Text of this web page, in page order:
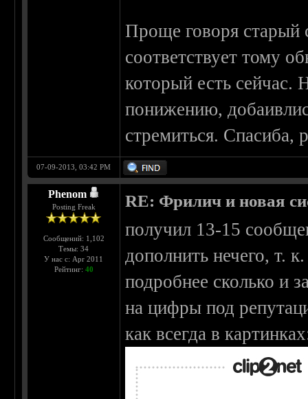
Проще говоря старый
соответствует тому
который есть сейчас.
понижению,
стремиться. Спасиба,
07-09-2013, 03:42 PM
Phenom
Posting Freak
Сообщений: 1,102
Темы: 34
У нас с: Apr 2011
Рейтинг: 40
RE: Фрилич и новая
получил 13-15
дополнить нечего, т.
подробнее сколько и
на цифры под
как всегда в